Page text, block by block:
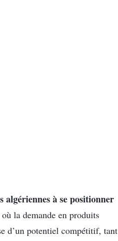
algériennes à se positionner
la demande en produits
d’un potentiel compétitif, tant